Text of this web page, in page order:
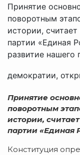
Принятие
поворотным
истории,
партии «Единая
развитие нашего
демократии,
Принятие
поворотным
истории,
партии «Единая
Конституция